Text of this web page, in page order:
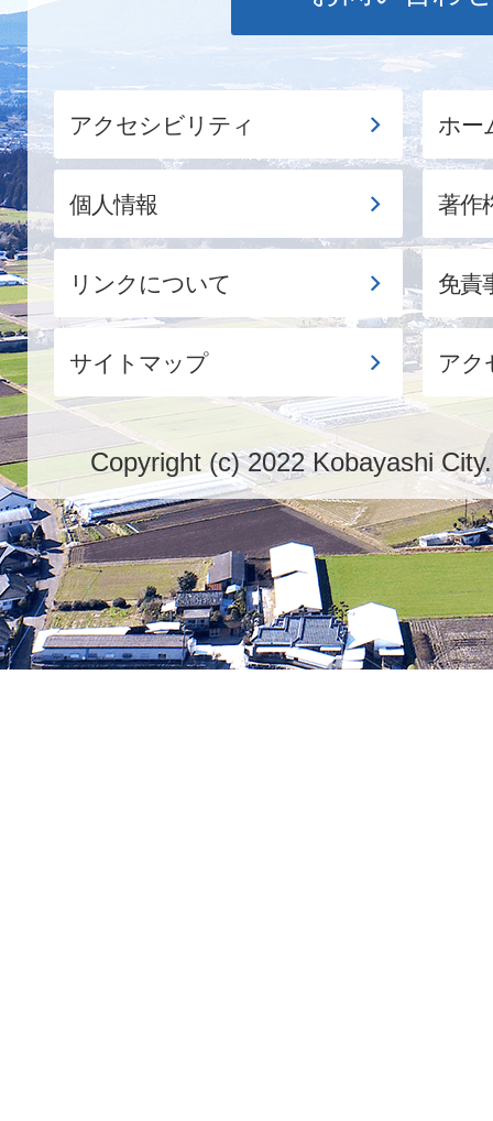
アクセシビリティ ホー
個人情報 著作
リンクについて 免責
サイトマップ アク
Copyright (c) 2022 Kobayashi